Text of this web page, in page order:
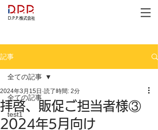
D.P.P.株式会社
記事
全ての記事
test1
全ての記事
拝啓、販促ご担当者様③
2024年5月向け
2024年3月15日 読了時間: 2分